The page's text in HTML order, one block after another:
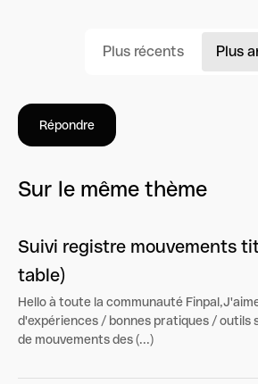
Plus récents Plus
Répondre
Sur le même thème
Suivi registre mouvements
table)
Hello à toute la communauté
d'expériences / bonnes pratiques / outils
de mouvements des (...)